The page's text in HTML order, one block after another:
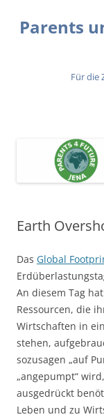
springen
Parents
Für die
Earth
Das Global
An diesem Tag
Ressourcen, die
Wirtschaften in
stehen,
sozusagen „auf
„angepumpt“
ausgedrückt
Leben und zu